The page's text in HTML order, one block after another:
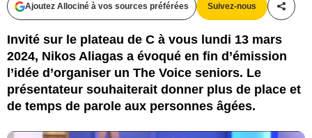
Ajoutez Allociné à vos sources préférées Suivez-nous
Invité sur le plateau de C à vous lundi 13 mars
2024, Nikos Aliagas a évoqué en fin d’émission
l’idée d’organiser un The Voice seniors. Le
présentateur souhaiterait donner plus de place et
de temps de parole aux personnes âgées.